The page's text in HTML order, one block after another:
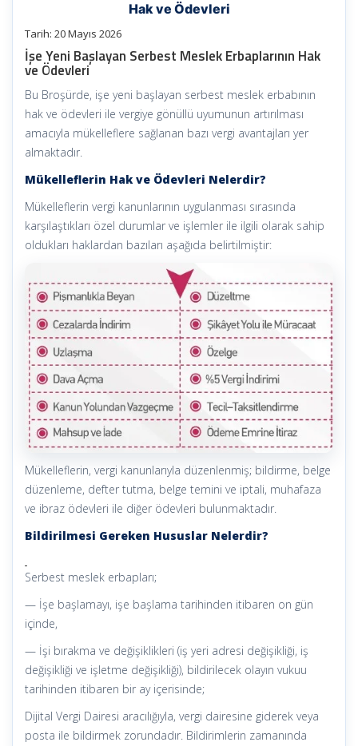
Hak ve Ödevleri
Tarih: 20 Mayıs 2026
İşe Yeni Başlayan Serbest Meslek Erbaplarının Hak
ve Ödevleri
Bu Broşürde, işe yeni başlayan serbest meslek erbabının
hak ve ödevleri ile vergiye gönüllü uyumunun artırılması
amacıyla mükelleflere sağlanan bazı vergi avantajları yer
almaktadır.
Mükelleflerin Hak ve Ödevleri Nelerdir?
Mükelleflerin vergi kanunlarının uygulanması sırasında
karşılaştıkları özel durumlar ve işlemler ile ilgili olarak sahip
oldukları haklardan bazıları aşağıda belirtilmiştir:
Mükelleflerin, vergi kanunlarıyla düzenlenmiş; bildirme, belge
düzenleme, defter tutma, belge temini ve iptali, muhafaza
ve ibraz ödevleri ile diğer ödevleri bulunmaktadır.
Bildirilmesi Gereken Hususlar Nelerdir?
Serbest meslek erbapları;
— İşe başlamayı, işe başlama tarihinden itibaren on gün
içinde,
— İşi bırakma ve değişiklikleri (iş yeri adresi değişikliği, iş
değişikliği ve işletme değişikliği), bildirilecek olayın vukuu
tarihinden itibaren bir ay içerisinde;
Dijital Vergi Dairesi aracılığıyla, vergi dairesine giderek veya
posta ile bildirmek zorundadır. Bildirimlerin zamanında